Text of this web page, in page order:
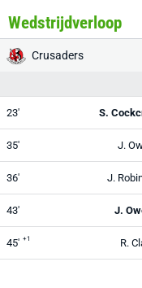
Wedstrijdverloop
Crusaders
23' S.
35' J.
36' J.
43' J.
45' +1 R.